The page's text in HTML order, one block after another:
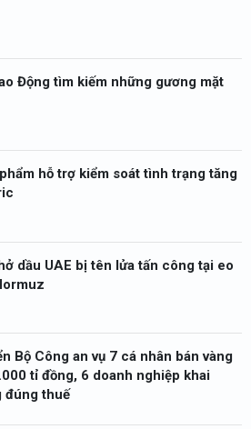
Động tìm kiếm những gương mặt
hỗ trợ kiểm soát tình trạng tăng
dầu UAE bị tên lửa tấn công tại eo
Bộ Công an vụ 7 cá nhân bán vàng
tỉ đồng, 6 doanh nghiệp khai
đúng thuế